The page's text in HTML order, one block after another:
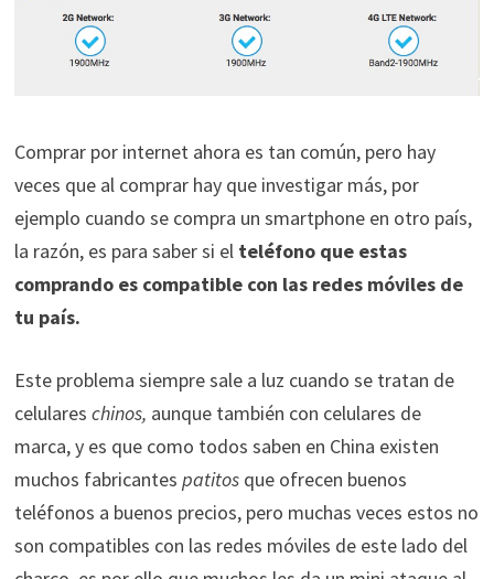
Comprar por internet ahora es tan común, pero hay
veces que al comprar hay que investigar más, por
ejemplo cuando se compra un smartphone en otro país,
la razón, es para saber si el teléfono que estas
comprando es compatible con las redes móviles de
tu país.
Este problema siempre sale a luz cuando se tratan de
celulares chinos, aunque también con celulares de
marca,y es que como todos saben en China existen
muchos fabricantes patitos que ofrecen buenos
teléfonos a buenos precios, pero muchas veces estos no
son compatibles con las redes móviles de este lado del